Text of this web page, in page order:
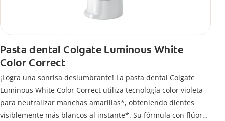
Pasta dental Colgate Luminous White
Color Correct
¡Logra una sonrisa deslumbrante! La pasta dental Colgate
Luminous White Color Correct utiliza tecnología color violeta
para neutralizar manchas amarillas*, obteniendo dientes
visiblemente más blancos al instante*. Su fórmula con flúor